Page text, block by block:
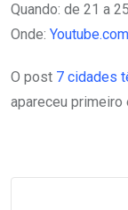
Quando: de 21 a
Onde:
O post 7 cidades
apareceu primeiro